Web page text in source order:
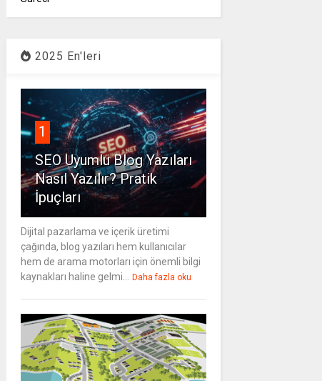
2025 En'leri
1
SEO Uyumlu Blog Yazıları
Nasıl Yazılır? Pratik
İpuçları
Dijital pazarlama ve içerik üretimi
çağında, blog yazıları hem kullanıcılar
hem de arama motorları için önemli bilgi
kaynakları haline gelmi...
Daha fazla oku